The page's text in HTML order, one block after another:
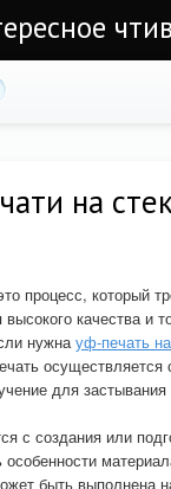
на
процесс, который
качества и
нужнауф-печать
для
с создания или
быть выполнена